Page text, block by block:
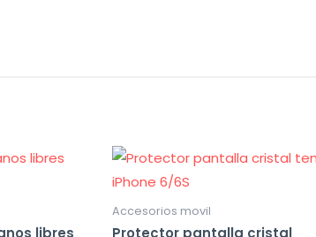
libres
Accesorios movil
Protector pantalla cristal